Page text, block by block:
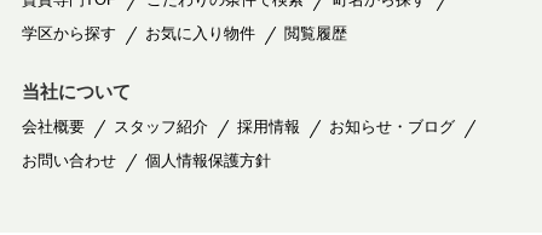
学区から探す
お気に入り物件 閲覧履歴
当社について
会社概要 スタッフ紹介 採用情報
お知らせ・ブログ
お問い合わせ
個人情報保護方針